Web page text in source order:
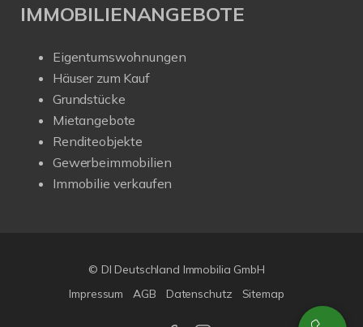
IMMOBILIENANGEBOTE
Eigentumswohnungen
Häuser zum Kauf
Grundstücke
Mietangebote
Renditeobjekte
Gewerbeimmobilien
Immobilie verkaufen
© DI Deutschland Immobilia GmbH
Impressum
AGB Datenschutz Sitemap